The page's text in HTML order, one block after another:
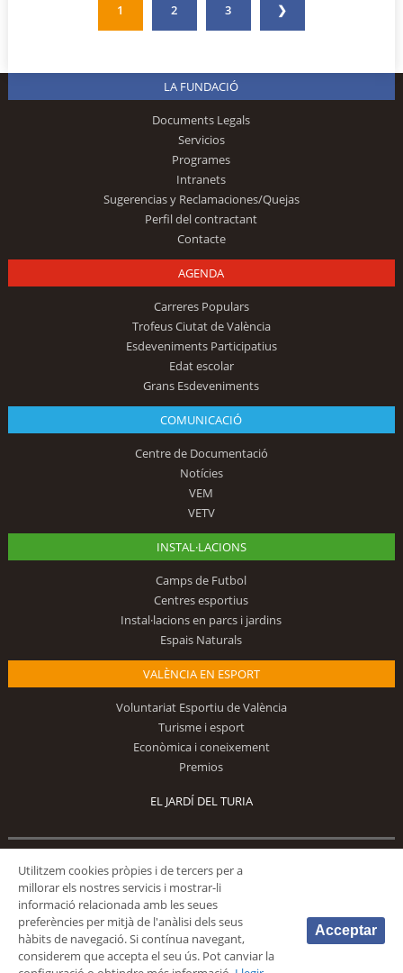
1 2 3 ❯
LA FUNDACIÓ
Documents Legals
Servicios
Programes
Intranets
Sugerencias y Reclamaciones/Quejas
Perfil del contractant
Contacte
AGENDA
Carreres Populars
Trofeus Ciutat de València
Esdeveniments Participatius
Edat escolar
Grans Esdeveniments
COMUNICACIÓ
Centre de Documentació
Notícies
VEM
VETV
INSTAL·LACIONS
Camps de Futbol
Centres esportius
Instal·lacions en parcs i jardins
Espais Naturals
VALÈNCIA EN ESPORT
Voluntariat Esportiu de València
Turisme i esport
Econòmica i coneixement
Premios
EL JARDÍ DEL TURIA
Utilitzem cookies pròpies i de tercers per a
millorar els nostres servicis i mostrar-li
informació relacionada amb les seues
preferències per mitjà de l'anàlisi dels seus
hàbits de navegació. Si contínua navegant,
considerem que accepta el seu ús. Pot canviar la
Acceptar